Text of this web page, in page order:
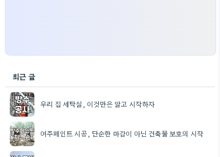
최근 글
우리 집 세탁실, 이것만은 알고 시작하자
여주페인트 시공, 단순한 마감이 아닌 건축물 보호의 시작